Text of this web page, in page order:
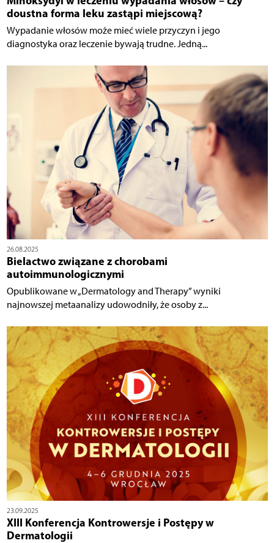
doustna forma leku zastąpi miejscową?
Wypadanie włosów może mieć wiele przyczyn i jego
diagnostyka oraz leczenie bywają trudne. Jedną...
26.08.2025
Bielactwo związane z chorobami
autoimmunologicznymi
Opublikowane w „Dermatology and Therapy” wyniki
najnowszej metaanalizy udowodniły, że osoby z...
23.09.2025
XIII Konferencja Kontrowersje i Postępy w
Dermatologii